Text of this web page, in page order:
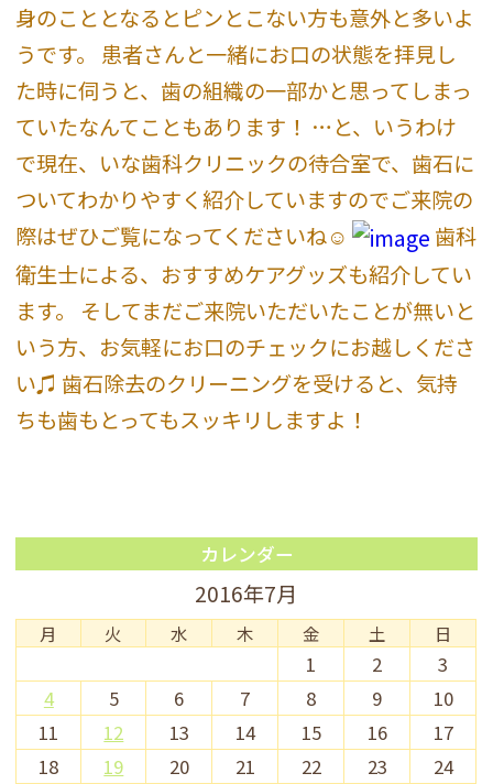
身のこととなるとピンとこない方も意外と多いよ
うです。 患者さんと一緒にお口の状態を拝見し
た時に伺うと、歯の組織の一部かと思ってしまっ
ていたなんてこともあります！ …と、いうわけ
で現在、いな歯科クリニックの待合室で、歯石に
ついてわかりやすく紹介していますのでご来院の
際はぜひご覧になってくださいね☺︎
歯科
衛生士による、おすすめケアグッズも紹介してい
ます。 そしてまだご来院いただいたことが無いと
いう方、お気軽にお口のチェックにお越しくださ
い♫ 歯石除去のクリーニングを受けると、気持
ちも歯もとってもスッキリしますよ！
カレンダー
2016年7月
月 火 水 木 金 土 日
1 2
3
4
5 6 7 8 9
10
11
12 13 14 15 16
17
18
19 20 21 22 23
24